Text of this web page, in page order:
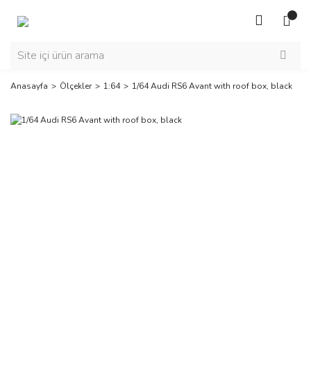
Anasayfa Ölçekler 1:64 1/64 Audi RS6 Avant with roof box, black